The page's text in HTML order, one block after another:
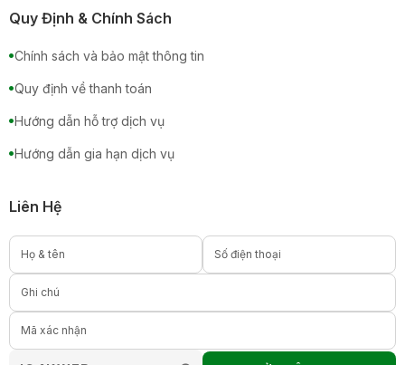
Quy Định & Chính Sách
Chính sách và bảo mật thông tin
Quy định về thanh toán
Hướng dẫn hỗ trợ dịch vụ
Hướng dẫn gia hạn dịch vụ
Liên Hệ